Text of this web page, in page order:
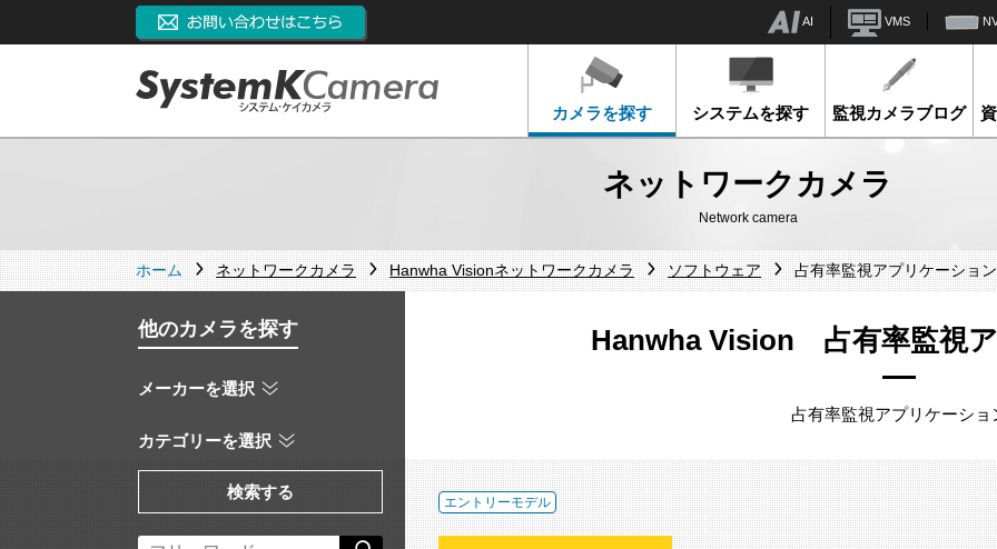
AI VMS
カメラを探す システムを探す 監視カメラブログ
ネットワークカメラ
Network camera
ホーム ネットワークカメラ Hanwha Visionネットワークカメラ ソフトウェア 占有率監視アプリケーション
Hanwha Vision 占有率監視
占有率監視アプリケーショ
エントリーモデル
他のカメラを探す
メーカーを選択
カテゴリーを選択
検索する